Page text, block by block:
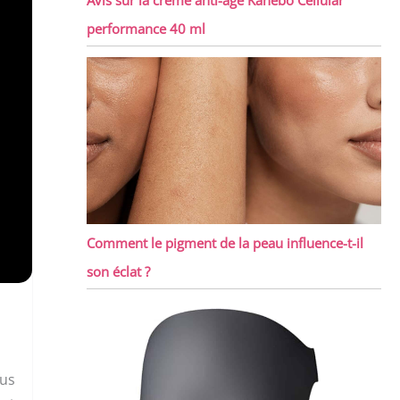
performance 40 ml
Comment le pigment de la peau influence-t-il
son éclat ?